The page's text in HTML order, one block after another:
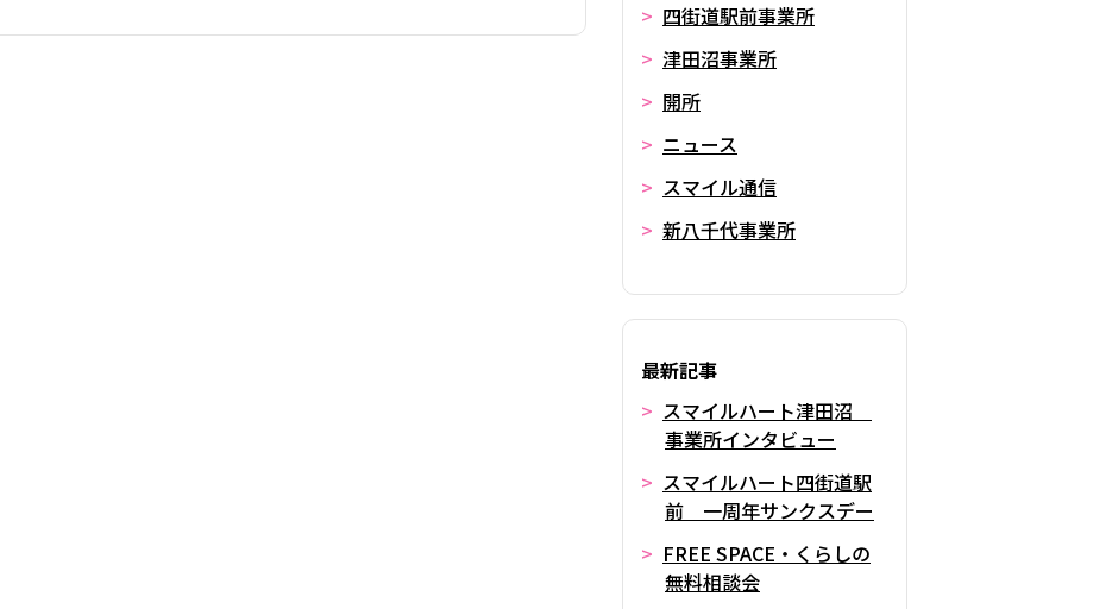
四街道駅前事業所
津田沼事業所
開所
ニュース
スマイル通信
新八千代事業所
最新記事
スマイルハート津田沼
事業所インタビュー
スマイルハート四街道駅
前 一周年サンクスデー
FREE SPACE・くらしの
無料相談会